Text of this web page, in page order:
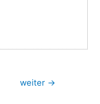
weiter →